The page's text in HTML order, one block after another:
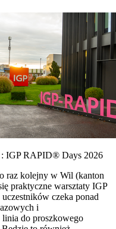
IGP RAPID® Days 2026
raz kolejny w Wil (kanton
praktyczne warsztaty IGP
czeka ponad
i
linia do proszkowego